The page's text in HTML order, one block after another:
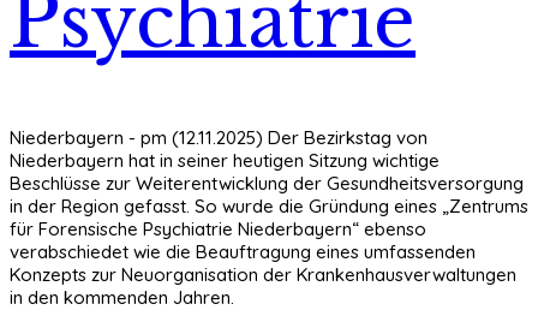
Psychiatrie
Niederbayern - pm (12.11.2025) Der Bezirkstag von
Niederbayern hat in seiner heutigen Sitzung wichtige
Beschlüsse zur Weiterentwicklung der Gesundheitsversorgung
in der Region gefasst. So wurde die Gründung eines „Zentrums
für Forensische Psychiatrie Niederbayern“ ebenso
verabschiedet wie die Beauftragung eines umfassenden
Konzepts zur Neuorganisation der Krankenhausverwaltungen
in den kommenden Jahren.